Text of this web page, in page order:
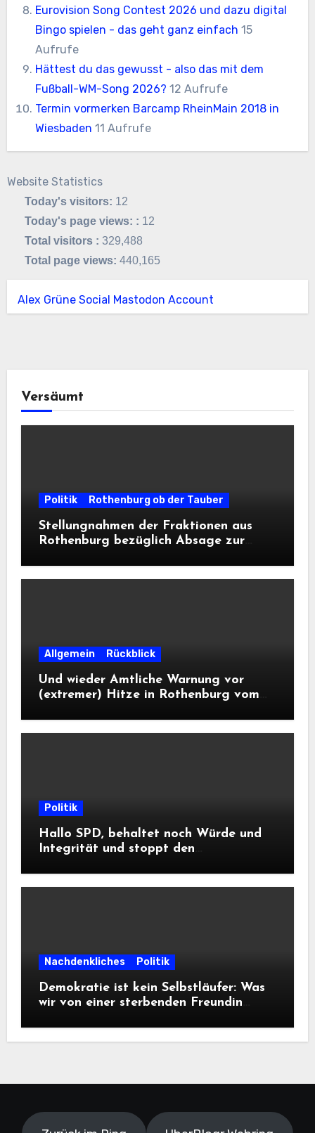
Eurovision Song Contest 2026 und dazu digital
Bingo spielen - das geht ganz einfach 15
Aufrufe
Hättest du das gewusst - also das mit dem
Fußball-WM-Song 2026? 12 Aufrufe
Termin vormerken Barcamp RheinMain 2018 in
Wiesbaden 11 Aufrufe
Website Statistics
Today's visitors: 12
Today's page views: : 12
Total visitors :329,488
Total page views:440,165
Alex Grüne Social Mastodon Account
Versäumt
Politik Rothenburg ob der Tauber
Stellungnahmen der Fraktionen aus
Rothenburg bezüglich Absage zur
Allgemein Rückblick
Und wieder Amtliche Warnung vor
(extremer) Hitze in Rothenburg vom
Politik
Hallo SPD, behaltet noch Würde und
Integrität und stoppt den
Informationsfreiheit!
Nachdenkliches Politik
Demokratie ist kein Selbstläufer: Was
wir von einer sterbenden Freundin